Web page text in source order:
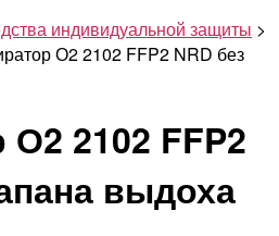
индивидуальной защиты >
О2 2102 FFP2 NRD без
О2 2102 FFP2
выдоха